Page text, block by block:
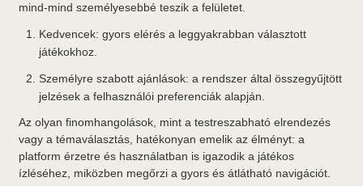
mind-mind személyesebbé teszik a felületet.
Kedvencek: gyors elérés a leggyakrabban választott
játékokhoz.
Személyre szabott ajánlások: a rendszer által összegyűjtött
jelzések a felhasználói preferenciák alapján.
Az olyan finomhangolások, mint a testreszabható elrendezés
vagy a témaválasztás, hatékonyan emelik az élményt: a
platform érzetre és használatban is igazodik a játékos
ízléséhez, miközben megőrzi a gyors és átlátható navigációt.